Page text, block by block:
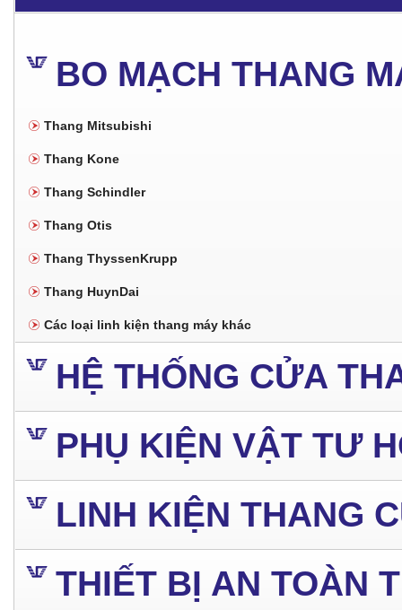
BO MẠCH THANG
Thang Mitsubishi
Thang Kone
Thang Schindler
Thang Otis
Thang ThyssenKrupp
Thang HuynDai
Các loại linh kiện thang máy khác
HỆ THỐNG CỬA
PHỤ KIỆN VẬT TƯ
LINH KIỆN THANG
THIẾT BỊ AN TOÀN